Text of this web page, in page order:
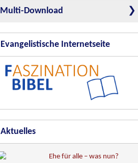
Multi-Download
Evangelistische Internetseite
Aktuelles
Ehe für alle – was nun?